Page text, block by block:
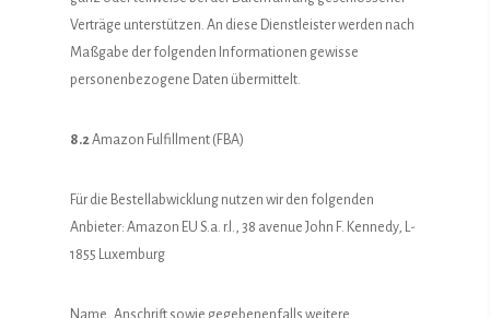
Verträge unterstützen. An diese Dienstleister werden nach
Maßgabe der folgenden Informationen gewisse
personenbezogene Daten übermittelt.
8.2Amazon Fulfillment (FBA)
Für die Bestellabwicklung nutzen wir den folgenden
Anbieter: Amazon EU S.a. r.l., 38 avenue John F. Kennedy, L-
1855 Luxemburg
Name, Anschrift sowie gegebenenfalls weitere